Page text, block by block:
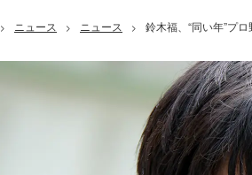
> ニュース > ニュース > 鈴木福、“同い年”プ